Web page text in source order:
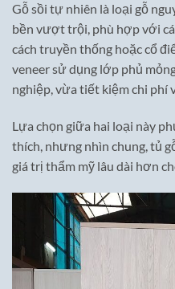
Gỗ sồi tự nhiên là loại gỗ
bền vượt trội, phù hợp với
cách truyền thống hoặc cổ
veneer sử dụng lớp phủ
nghiệp, vừa tiết kiệm chi phí
Lựa chọn giữa hai loại này
thích, nhưng nhìn chung, tủ
giá trị thẩm mỹ lâu dài hơn